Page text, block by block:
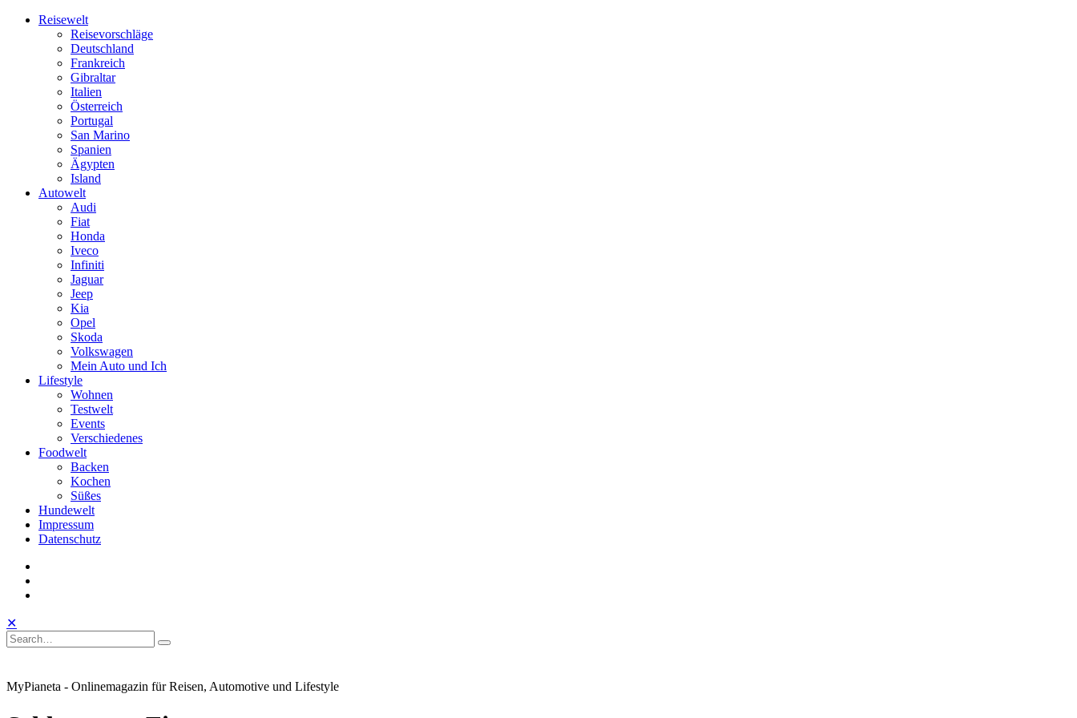
Skip
Reisewelt
Reisevorschläge
Deutschland
Frankreich
Gibraltar
Italien
Österreich
Portugal
San Marino
Spanien
Ägypten
Island
Autowelt
Audi
Fiat
Honda
Iveco
Infiniti
Jaguar
Jeep
Kia
Opel
Skoda
Volkswagen
Mein Auto und Ich
Lifestyle
Wohnen
Testwelt
Events
Verschiedenes
Foodwelt
Backen
Kochen
Süßes
Hundewelt
Impressum
Datenschutz
Toggle
Mobile
Menu
Open
Search
✕
Search
Search
for:
Search
MyPianeta - Onlinemagazin für Reisen, Automotive und Lifestyle